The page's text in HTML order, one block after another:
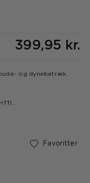
399,95 kr.
og dynebetræk
Favoritter